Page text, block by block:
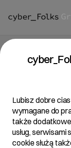
Lubisz dobre
wymagane do
także
usług, serwisami
cookie służą